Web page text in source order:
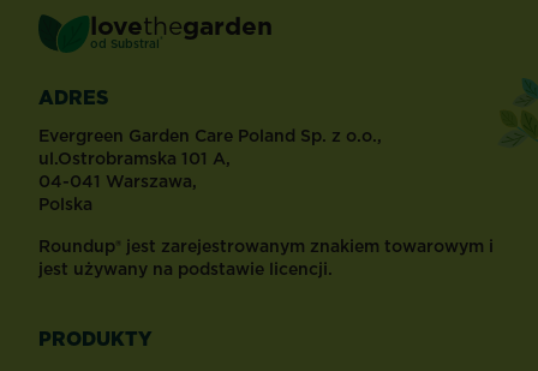
lovethegarden
od Substral ®
ADRES
Evergreen Garden Care Poland Sp. z o.o.,
ul.Ostrobramska 101 A,
04-041 Warszawa,
Polska
Roundup® jest zarejestrowanym znakiem towarowym i
jest używany na podstawie licencji.
PRODUKTY